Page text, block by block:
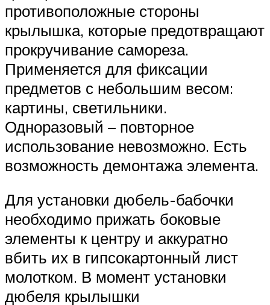
противоположные стороны
крылышка, которые предотвращают
прокручивание самореза.
Применяется для фиксации
предметов с небольшим весом:
картины, светильники.
Одноразовый – повторное
использование невозможно. Есть
возможность демонтажа элемента.
Для установки дюбель-бабочки
необходимо прижать боковые
элементы к центру и аккуратно
вбить их в гипсокартонный лист
молотком. В момент установки
дюбеля крылышки